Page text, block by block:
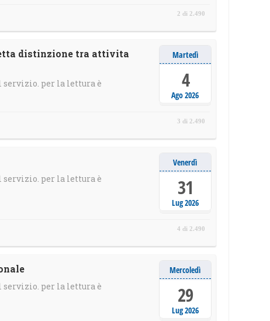
2 di 2.490
distinzione tra attivita
per la lettura è
Ago 2026
Martedì
4
3 di 2.490
per la lettura è
Lug 2026
Venerdì
31
4 di 2.490
per la lettura è
Lug 2026
Mercoledì
29